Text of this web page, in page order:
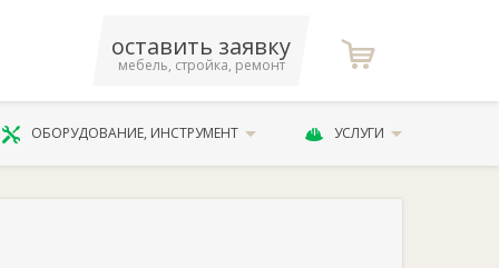
оставить заявку
мебель, стройка, ремонт
ОБОРУДОВАНИЕ, ИНСТРУМЕНТ УСЛУГИ